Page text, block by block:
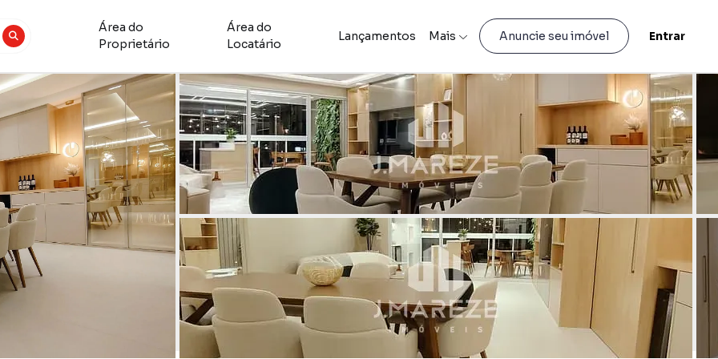
Área do
Proprietário
Área do
Locatário
Lançamentos Mais Anuncie seu imóvel Entrar